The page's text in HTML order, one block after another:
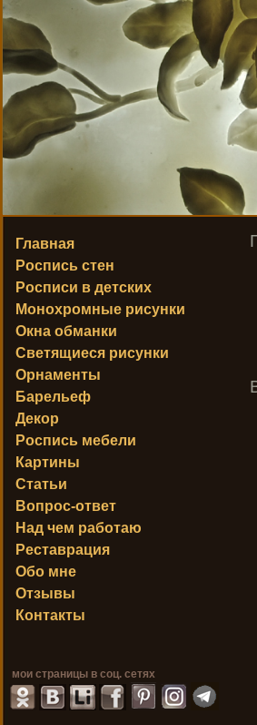
Главная
Роспись стен
Росписи в детских
Монохромные рисунки
Окна обманки
Светящиеся рисунки
Орнаменты
Барельеф
Декор
Роспись мебели
Картины
Статьи
Вопрос-ответ
Над чем работаю
Реставрация
Обо мне
Отзывы
Контакты
мои страницы в соц. сетях